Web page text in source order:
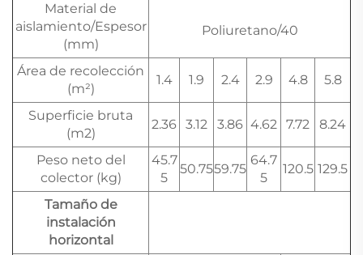
Material de
aislamiento/Espesor
(mm)
Poliuretano/40
Área de recolección
(m²)
1.4 1.9 2.4 2.9 4.8 5.8
Superficie bruta
(m2)
2.36 3.12 3.86 4.62 7.72 8.24
Peso neto del
colector (kg)
45.7
5
50.7559.75
64.7
5
120.5 129.5
Tamaño de
instalación
horizontal